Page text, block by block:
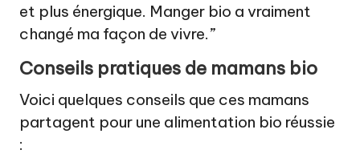
et plus énergique. Manger bio a vraiment
changé ma façon de vivre.”
Conseils pratiques de mamans bio
Voici quelques conseils que ces mamans
partagent pour une alimentation bio réussie
: